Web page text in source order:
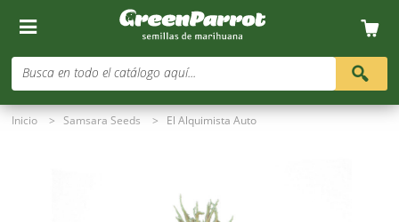
Busca en todo el catálogo aquí...
Inicio > Samsara Seeds > El Alquimista Auto